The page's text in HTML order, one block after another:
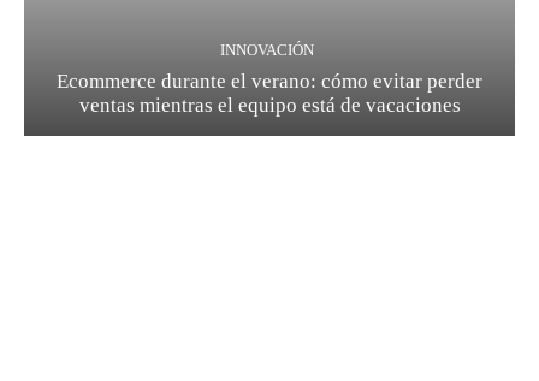
INNOVACIÓN
Ecommerce durante el verano: cómo evitar perder
ventas mientras el equipo está de vacaciones